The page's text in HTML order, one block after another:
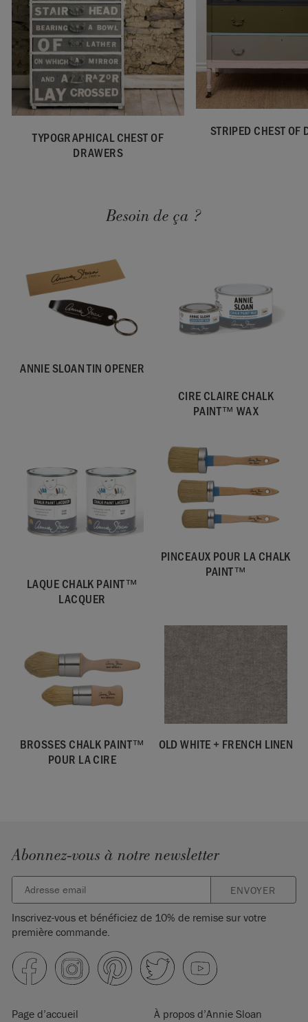
TYPOGRAPHICAL CHEST OF
DRAWERS
STRIPED CHEST OF
Besoin de ça ?
ANNIE SLOAN TIN OPENER
CIRE CLAIRE CHALK
PAINT™ WAX
LAQUE CHALK PAINT™
LACQUER
PINCEAUX POUR LA CHALK
PAINT™
BROSSES CHALK PAINT™
POUR LA CIRE
OLD WHITE + FRENCH LINEN
Abonnez-vous à notre newsletter
ENVOYER
Inscrivez-vous et bénéficiez de 10% de remise sur votre
première commande.
Page d’accueil À propos d’Annie Sloan